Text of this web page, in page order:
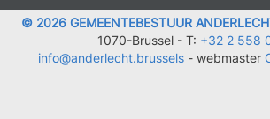
© 2026 GEMEENTEBESTUUR
1070-Brussel - T: +32 2 558
info@anderlecht.brussels- webmaster